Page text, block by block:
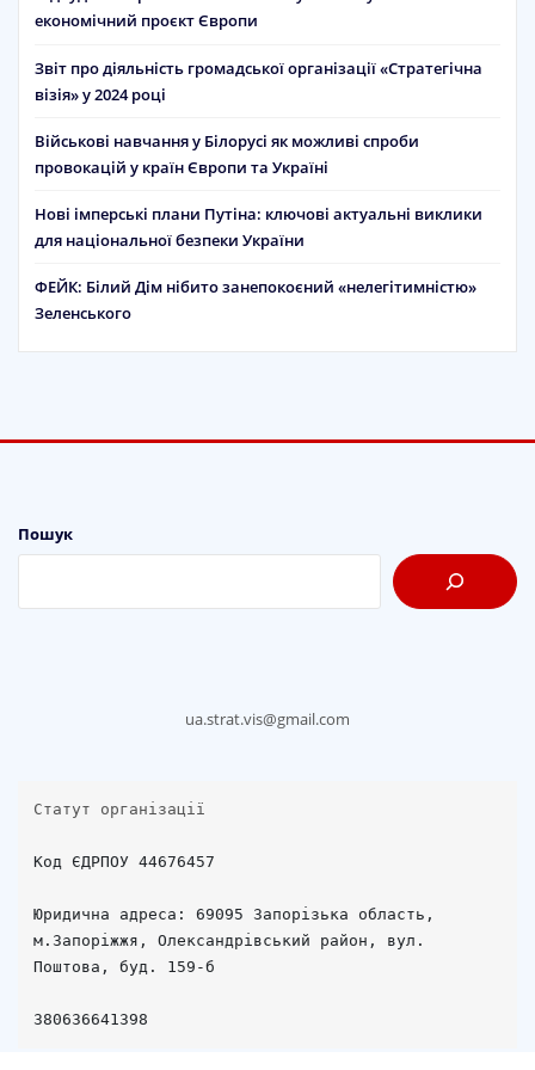
економічний проєкт Європи
Звіт про діяльність громадської організації «Стратегічна
візія» у 2024 році
Військові навчання у Білорусі як можливі спроби
провокацій у країн Європи та Україні
Нові імперські плани Путіна: ключові актуальні виклики
для національної безпеки України
ФЕЙК: Білий Дім нібито занепокоєний «нелегітимністю»
Зеленського
Пошук
ua.strat.vis@gmail.com
Статут організації
Код ЄДРПОУ 44676457
Юридична адреса: 69095 Запорізька область,
м.Запоріжжя, Олександрівський район, вул.
Поштова, буд. 159-б